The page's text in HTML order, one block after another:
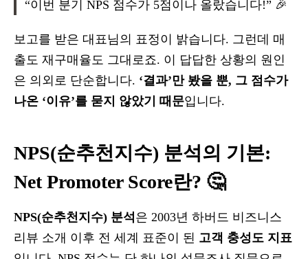
“이번 분기 NPS 점수가 5점이나 올랐습니다!” 🎉
보고를 받은 대표님의 표정이 밝습니다. 그런데 매
출도 재구매율도 그대로죠. 이 답답한 상황의 원인
은 의외로 단순합니다. ‘결과’만 봤을 뿐, 그 점수가
나온 ‘이유’를 묻지 않았기 때문입니다.
NPS(순추천지수) 분석의 기본:
Net Promoter Score란? 🤔
NPS(순추천지수) 분석 은 2003년 하버드 비즈니스
리뷰 소개 이후 전 세계 표준이 된 고객 충성도 지표